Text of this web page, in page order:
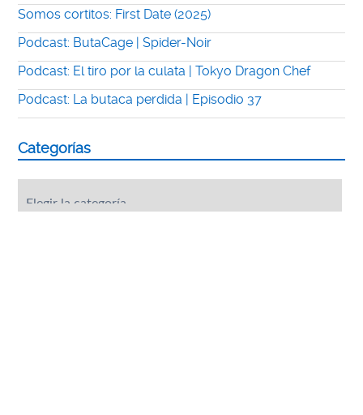
Somos cortitos: First Date (2025)
Podcast: ButaCage | Spider-Noir
Podcast: El tiro por la culata | Tokyo Dragon Chef
Podcast: La butaca perdida | Episodio 37
Categorías